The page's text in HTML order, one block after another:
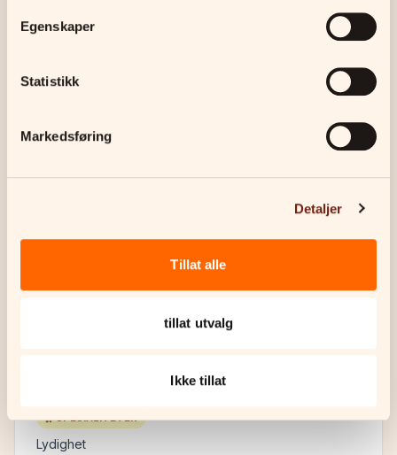
Egenskaper
Statistikk
Markedsføring
Detaljer
Tillat alle
tillat utvalg
Ikke tillat
Lydighet
Gjeting
Buffy, Pyreneisk gjeterhund
Trine Røykaas
Instruktør
engasjement, presisjon og glede til
SPESIALITETER
Lydighet